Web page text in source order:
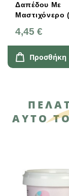
Δαπέδου Με
Μαστιχόνερο (χωρίς
Baby
4,45 €
Προσθήκη
ΑΥΤΌ